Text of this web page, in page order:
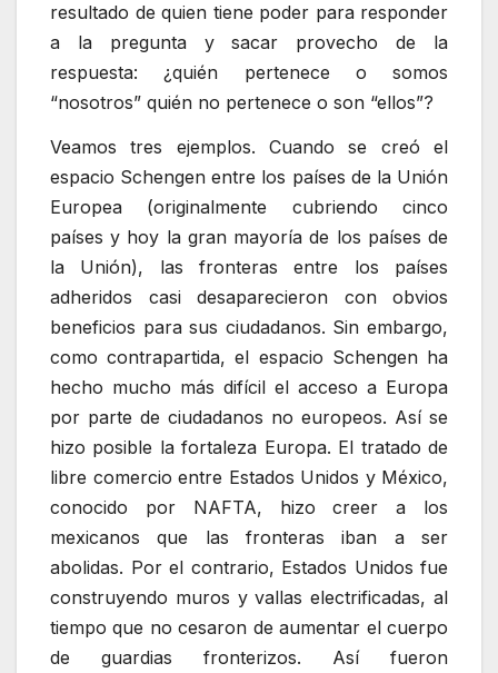
resultado de quien tiene poder para responder
a la pregunta y sacar provecho de la
respuesta: ¿quién pertenece o somos
“nosotros” quién no pertenece o son “ellos”?
Veamos tres ejemplos. Cuando se creó el
espacio Schengen entre los países de la Unión
Europea (originalmente cubriendo cinco
países y hoy la gran mayoría de los países de
la Unión), las fronteras entre los países
adheridos casi desaparecieron con obvios
beneficios para sus ciudadanos. Sin embargo,
como contrapartida, el espacio Schengen ha
hecho mucho más difícil el acceso a Europa
por parte de ciudadanos no europeos. Así se
hizo posible la fortaleza Europa. El tratado de
libre comercio entre Estados Unidos y México,
conocido por NAFTA, hizo creer a los
mexicanos que las fronteras iban a ser
abolidas. Por el contrario, Estados Unidos fue
construyendo muros y vallas electrificadas, al
tiempo que no cesaron de aumentar el cuerpo
de guardias fronterizos. Así fueron